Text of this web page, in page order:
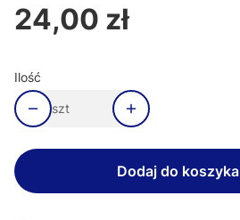
Cena
24,00 zł
Ilość
szt
Dodaj do koszyka